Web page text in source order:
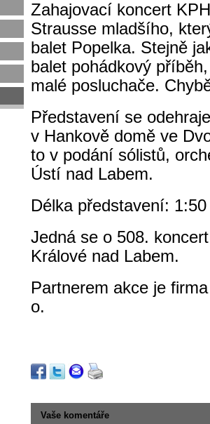
Zahajovací koncert
Strausse mladšího,
balet Popelka. Stejně
balet pohádkový
malé posluchače.
Představení se
v Hankově domě ve
to v podání sólistů,
Ústí nad Labem.
Délka představení:
Jedná se o 508.
Králové nad Labem.
Partnerem akce je
o.
Vaše komentáře